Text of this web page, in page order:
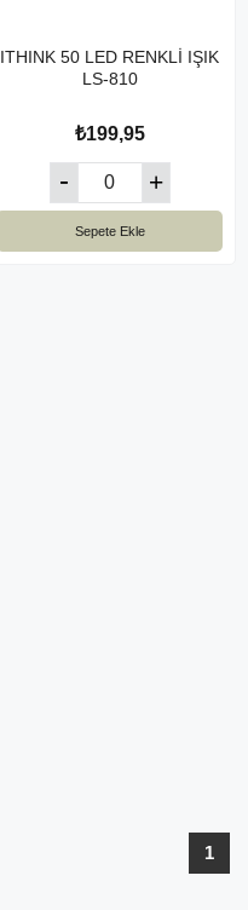
ITHINK 50 LED RENKLİ IŞIK
LS-810
₺199,95
Sepete Ekle
1